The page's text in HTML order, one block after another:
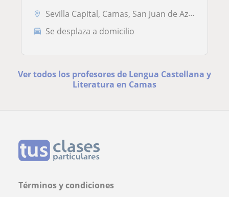
Sevilla Capital, Camas, San Juan de Aznalfarache, Tomares
Se desplaza a domicilio
Ver todos los profesores de Lengua Castellana y
Literatura en Camas
Términos y condiciones